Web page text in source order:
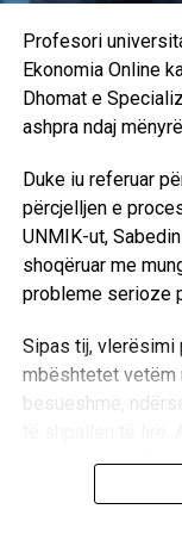
Profesori
Ekonomia Online
Dhomat e
ashpra ndaj
Duke iu referuar
përcjelljen e
UNMIK-ut,
shoqëruar me
probleme serioze
Sipas tij, vlerësimi
mbështetet vetëm
besueshme,
tillë, sipas
rëndësishëm në